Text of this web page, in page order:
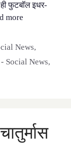
फुटबॉल इधर-
more
News,
Social News,